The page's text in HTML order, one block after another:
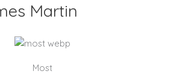
Martin
Most